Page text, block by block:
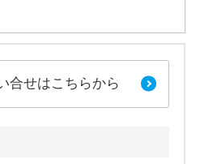
合せはこちらから